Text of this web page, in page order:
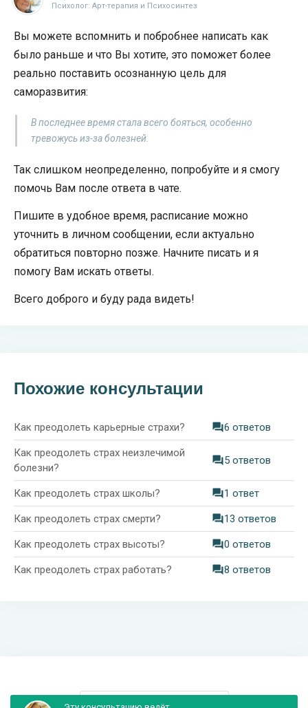
Психолог: Арт-терапия и Психосинтез
Вы можете вспомнить и побробнее написать как
было раньше и что Вы хотите, это поможет более
реально поставить осознанную цель для
саморазвития:
В последнее время стала всего бояться, особенно
тревожусь из-за болезней.
Так слишком неопределенно, попробуйте и я смогу
помочь Вам после ответа в чате.
Пишите в удобное время, расписание можно
уточнить в личном сообщении, если актуально
обратиться повторно позже. Начните писать и я
помогу Вам искать ответы.
Всего доброго и буду рада видеть!
Похожие консультации
Как преодолеть карьерные страхи? 6 ответов
Как преодолеть страх неизлечимой
болезни?
5 ответов
Как преодолеть страх школы? 1 ответ
Как преодолеть страх смерти? 13 ответов
Как преодолеть страх высоты? 0 ответов
Как преодолеть страх работать? 8 ответов